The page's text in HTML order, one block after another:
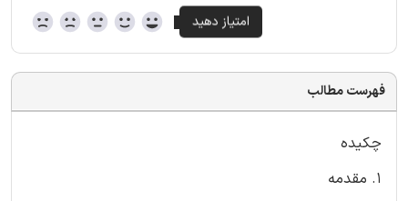
فهرست مطالب
چکیده
1. مقدمه